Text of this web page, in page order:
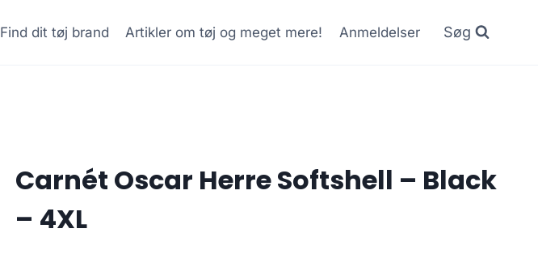
Find dit tøj brand Artikler om tøj og meget mere! Anmeldelser Søg
Carnét Oscar Herre Softshell – Black
– 4XL